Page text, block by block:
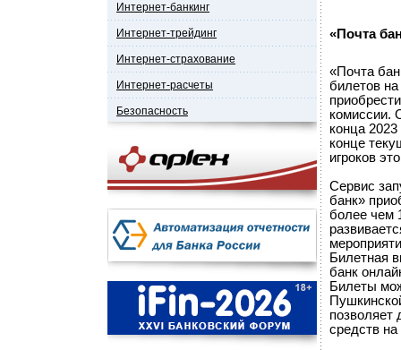
Интернет-банкинг
Интернет-трейдинг
Интернет-страхование
Интернет-расчеты
Безопасность
«Почта
«Почта
билетов
комиссии.
конца
конце
игроков
Сервис
банк»
более чем
Билетная
банк
Билеты
позволяет
средств